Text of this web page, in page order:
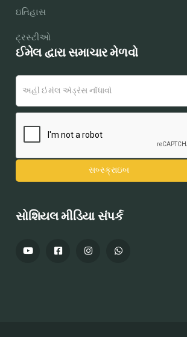
ઇતિહાસ
ટ્રસ્ટીઓ
ઈમેલ દ્વારા સમાચાર મેળવો
સોશિયલ મીડિયા સંપર્ક